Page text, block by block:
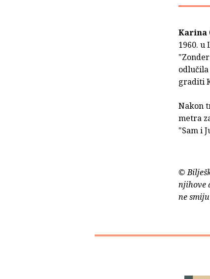
Karina
1960. u
graditi
Nakon
metra
"Sam i
©
njihove
ne